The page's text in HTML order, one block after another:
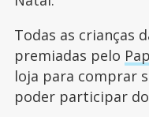
Todas as crianças
premiadas pelo
loja para comprar
poder participar